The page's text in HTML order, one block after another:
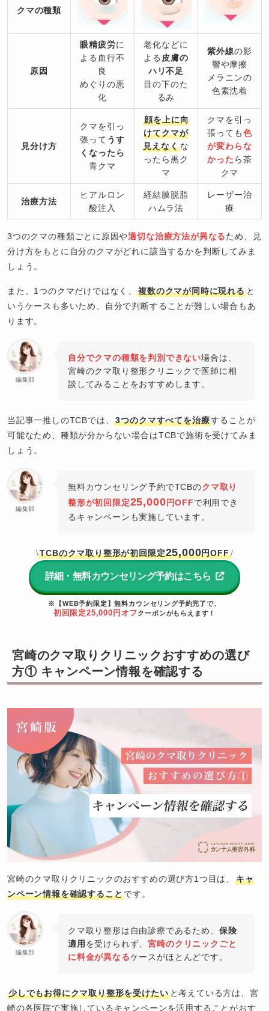
クマの種類
原因
眼精疲労に
よる血行不
良
めぐりの悪
化
老化などに
よる 皮膚の
ハリ不足
目の下のた
るみ
紫外線の影
響や摩擦
メラニンの
色素沈着
見分け方
クマを引っ
張って うす
くなったら
青クマ
顔を上に向
けてクマが
見えなくな
ったら黒ク
マ
クマを引っ
張っても色
が変わらな
かった ら茶
クマ
治療方法
ヒアルロン
酸注入
経結膜脱脂
ハムラ法
レーザー治
療
3つのクマの種類ごとに原因や適切な治療方法が異なるため、見
分け方をもとに自分のクマがどれに該当するかを判断してみま
しょう。
また、1つのクマだけではなく、複数のクマが同時に現れると
いうケースも多いため、自分で判断することが難しい場合もあ
ります。
編集部
自分でクマの種類を判別できない場合は、
宮崎のクマ取り整形クリニックで医師に相
談してみることをおすすめします。
当記事一推しのTCBでは、3つのクマすべてを治療することが
可能なため、種類が分からない場合はTCBで施術を受けてみま
しょう。
編集部
無料カウンセリング予約でTCBのクマ取り
整形が初回限定25,000 円OFFで利用でき
るキャンペーンも実施しています。
\TCBのクマ取り整形が初回限定25,000円OFF/
詳細・無料カウンセリング予約はこちら
※【WEB予約限定】無料カウンセリング予約完了で、
初回限定25,000円オフ クーポンがもらえます！
宮崎のクマ取りクリニックおすすめの選び
方① キャンペーン情報を確認する
宮崎のクマ取りクリニックのおすすめの選び方1つ目は、
キャ
ンペーン情報を確認することです。
編集部
クマ取り整形は自由診療であるため、 保険
適用 を受けられず、宮崎のクリニックごと
に料金が異なるケースがほとんどです。
少しでもお得にクマ取り整形を受けたいと考えている方は、宮
崎の各医院で実施しているキャンペーンを活用することがおす